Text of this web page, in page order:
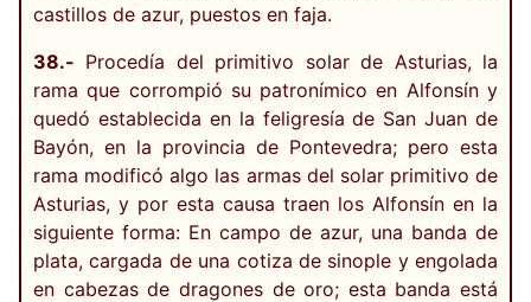
castillos de azur, puestos en faja.
38.- Procedía del primitivo solar de Asturias, la
rama que corrompió su patronímico en Alfonsín y
quedó establecida en la feligresía de San Juan de
Bayón, en la provincia de Pontevedra; pero esta
rama modificó algo las armas del solar primitivo de
Asturias, y por esta causa traen los Alfonsín en la
siguiente forma: En campo de azur, una banda de
plata, cargada de una cotiza de sinople y engolada
en cabezas de dragones de oro; esta banda está